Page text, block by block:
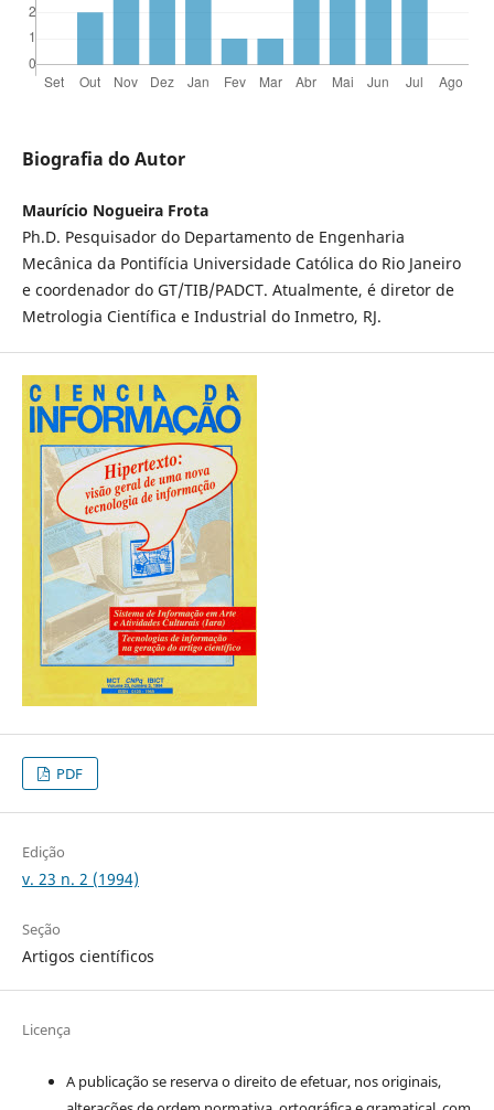
Biografia do Autor
Maurício Nogueira Frota
Ph.D. Pesquisador do Departamento de Engenharia
Mecânica da Pontifícia Universidade Católica do Rio Janeiro
e coordenador do GT/TIB/PADCT. Atualmente, é diretor de
Metrologia Científica e Industrial do Inmetro, RJ.
PDF
Edição
v. 23 n. 2 (1994)
Seção
Artigos científicos
Licença
A publicação se reserva o direito de efetuar, nos originais,